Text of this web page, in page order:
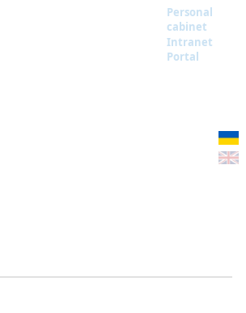
Personal
cabinet
Intranet
Portal